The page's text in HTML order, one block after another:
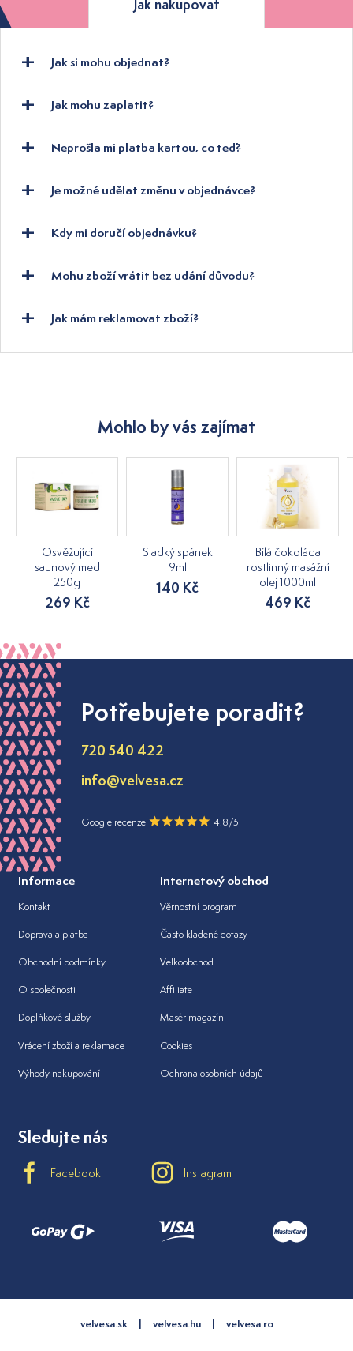
Jak nakupovat
Jak si mohu objednat?
Jak mohu zaplatit?
Neprošla mi platba kartou, co teď?
Je možné udělat změnu v objednávce?
Kdy mi doručí objednávku?
Mohu zboží vrátit bez udání důvodu?
Jak mám reklamovat zboží?
Mohlo by vás zajímat
Osvěžující
saunový med
250g
269 Kč
Sladký spánek
9ml
140 Kč
Bílá čokoláda
rostlinný masážní
olej 1000ml
469 Kč
Potřebujete poradit?
720 540 422
info@velvesa.cz
Google recenze 4.8/5
Informace
Kontakt
Doprava a platba
Obchodní podmínky
O společnosti
Doplňkové služby
Vrácení zboží a reklamace
Výhody nakupování
Internetový obchod
Věrnostní program
Často kladené dotazy
Velkoobchod
Affiliate
Masér magazín
Cookies
Ochrana osobních údajů
Sledujte nás
Facebook Instagram
velvesa.sk velvesa.hu velvesa.ro